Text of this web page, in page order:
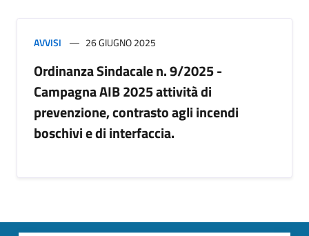
AVVISI 26 GIUGNO 2025
Ordinanza Sindacale n. 9/2025 -
Campagna AIB 2025 attività di
prevenzione, contrasto agli incendi
boschivi e di interfaccia.